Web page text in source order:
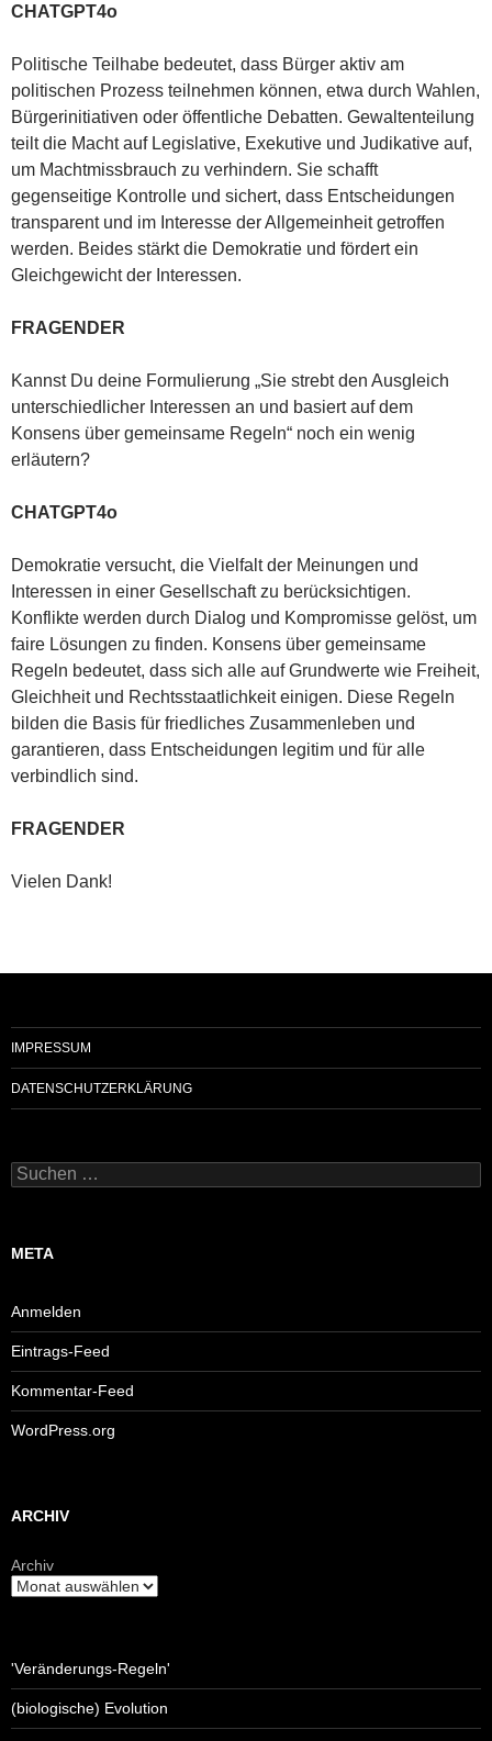
CHATGPT4o
Politische Teilhabe bedeutet, dass Bürger aktiv am
politischen Prozess teilnehmen können, etwa durch Wahlen,
Bürgerinitiativen oder öffentliche Debatten. Gewaltenteilung
teilt die Macht auf Legislative, Exekutive und Judikative auf,
um Machtmissbrauch zu verhindern. Sie schafft
gegenseitige Kontrolle und sichert, dass Entscheidungen
transparent und im Interesse der Allgemeinheit getroffen
werden. Beides stärkt die Demokratie und fördert ein
Gleichgewicht der Interessen.
FRAGENDER
Kannst Du deine Formulierung „Sie strebt den Ausgleich
unterschiedlicher Interessen an und basiert auf dem
Konsens über gemeinsame Regeln“ noch ein wenig
erläutern?
CHATGPT4o
Demokratie versucht, die Vielfalt der Meinungen und
Interessen in einer Gesellschaft zu berücksichtigen.
Konflikte werden durch Dialog und Kompromisse gelöst, um
faire Lösungen zu finden. Konsens über gemeinsame
Regeln bedeutet, dass sich alle auf Grundwerte wie Freiheit,
Gleichheit und Rechtsstaatlichkeit einigen. Diese Regeln
bilden die Basis für friedliches Zusammenleben und
garantieren, dass Entscheidungen legitim und für alle
verbindlich sind.
FRAGENDER
Vielen Dank!
IMPRESSUM
DATENSCHUTZERKLÄRUNG
Suchen
nach:
META
Anmelden
Eintrags-Feed
Kommentar-Feed
WordPress.org
ARCHIV
Archiv
'Veränderungs-Regeln'
(biologische) Evolution